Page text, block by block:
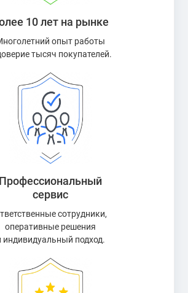
10 лет на рынке
опыт работы
тысяч покупателей.
Профессиональный
сервис
сотрудники,
оперативные решения
индивидуальный подход.